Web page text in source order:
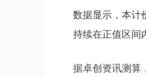
数据显示，本计
持续在正值区间
据卓创资讯测算